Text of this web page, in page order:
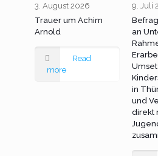
3. August 2026
Trauer um Achim
Arnold
Read
more
9. Juli
an
in
und
direkt